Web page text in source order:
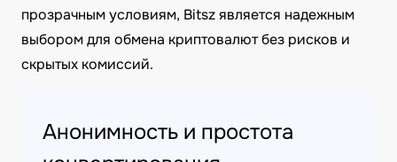
прозрачным условиям, Bitsz является надежным
выбором для обмена криптовалют без рисков и
скрытых комиссий.
Анонимность и простота